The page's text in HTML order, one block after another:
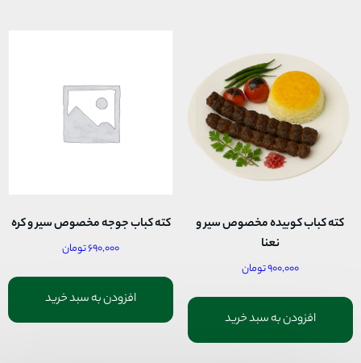
کته کباب کوبیده مخصوص سیر و
نعنا
۹۰۰,۰۰۰تومان
افزودن به سبد خرید
کته کباب جوجه مخصوص سیر و کره
۶۹۰,۰۰۰تومان
افزودن به سبد خرید